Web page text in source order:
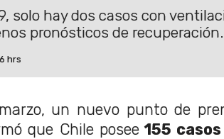
solo hay dos casos con
pronósticos de recuperación.
hrs
un nuevo punto de
que Chile posee155 casos